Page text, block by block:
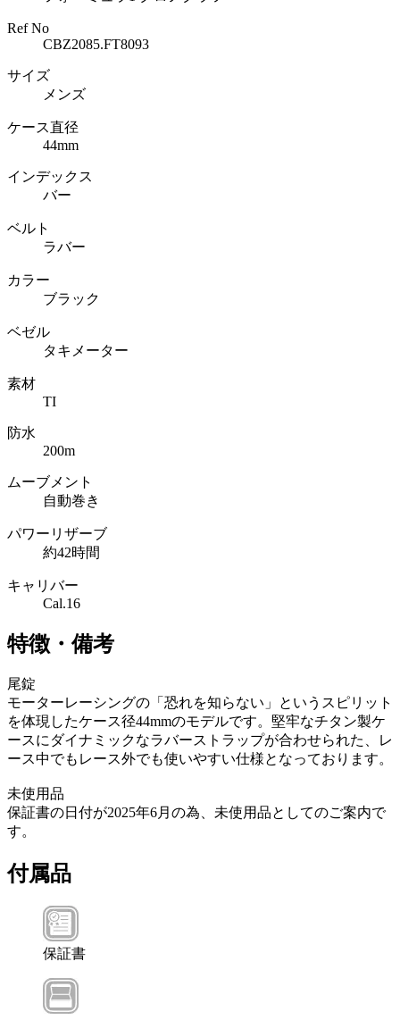
Ref No
CBZ2085.FT8093
サイズ
メンズ
ケース直径
44mm
インデックス
バー
ベルト
ラバー
カラー
ブラック
ベゼル
タキメーター
素材
TI
防水
200m
ムーブメント
自動巻き
パワーリザーブ
約42時間
キャリバー
Cal.16
特徴・備考
尾錠
モーターレーシングの「恐れを知らない」というスピリット
を体現したケース径44mmのモデルです。堅牢なチタン製ケ
ースにダイナミックなラバーストラップが合わせられた、レ
ース中でもレース外でも使いやすい仕様となっております。
未使用品
保証書の日付が2025年6月の為、未使用品としてのご案内で
す。
付属品
保証書